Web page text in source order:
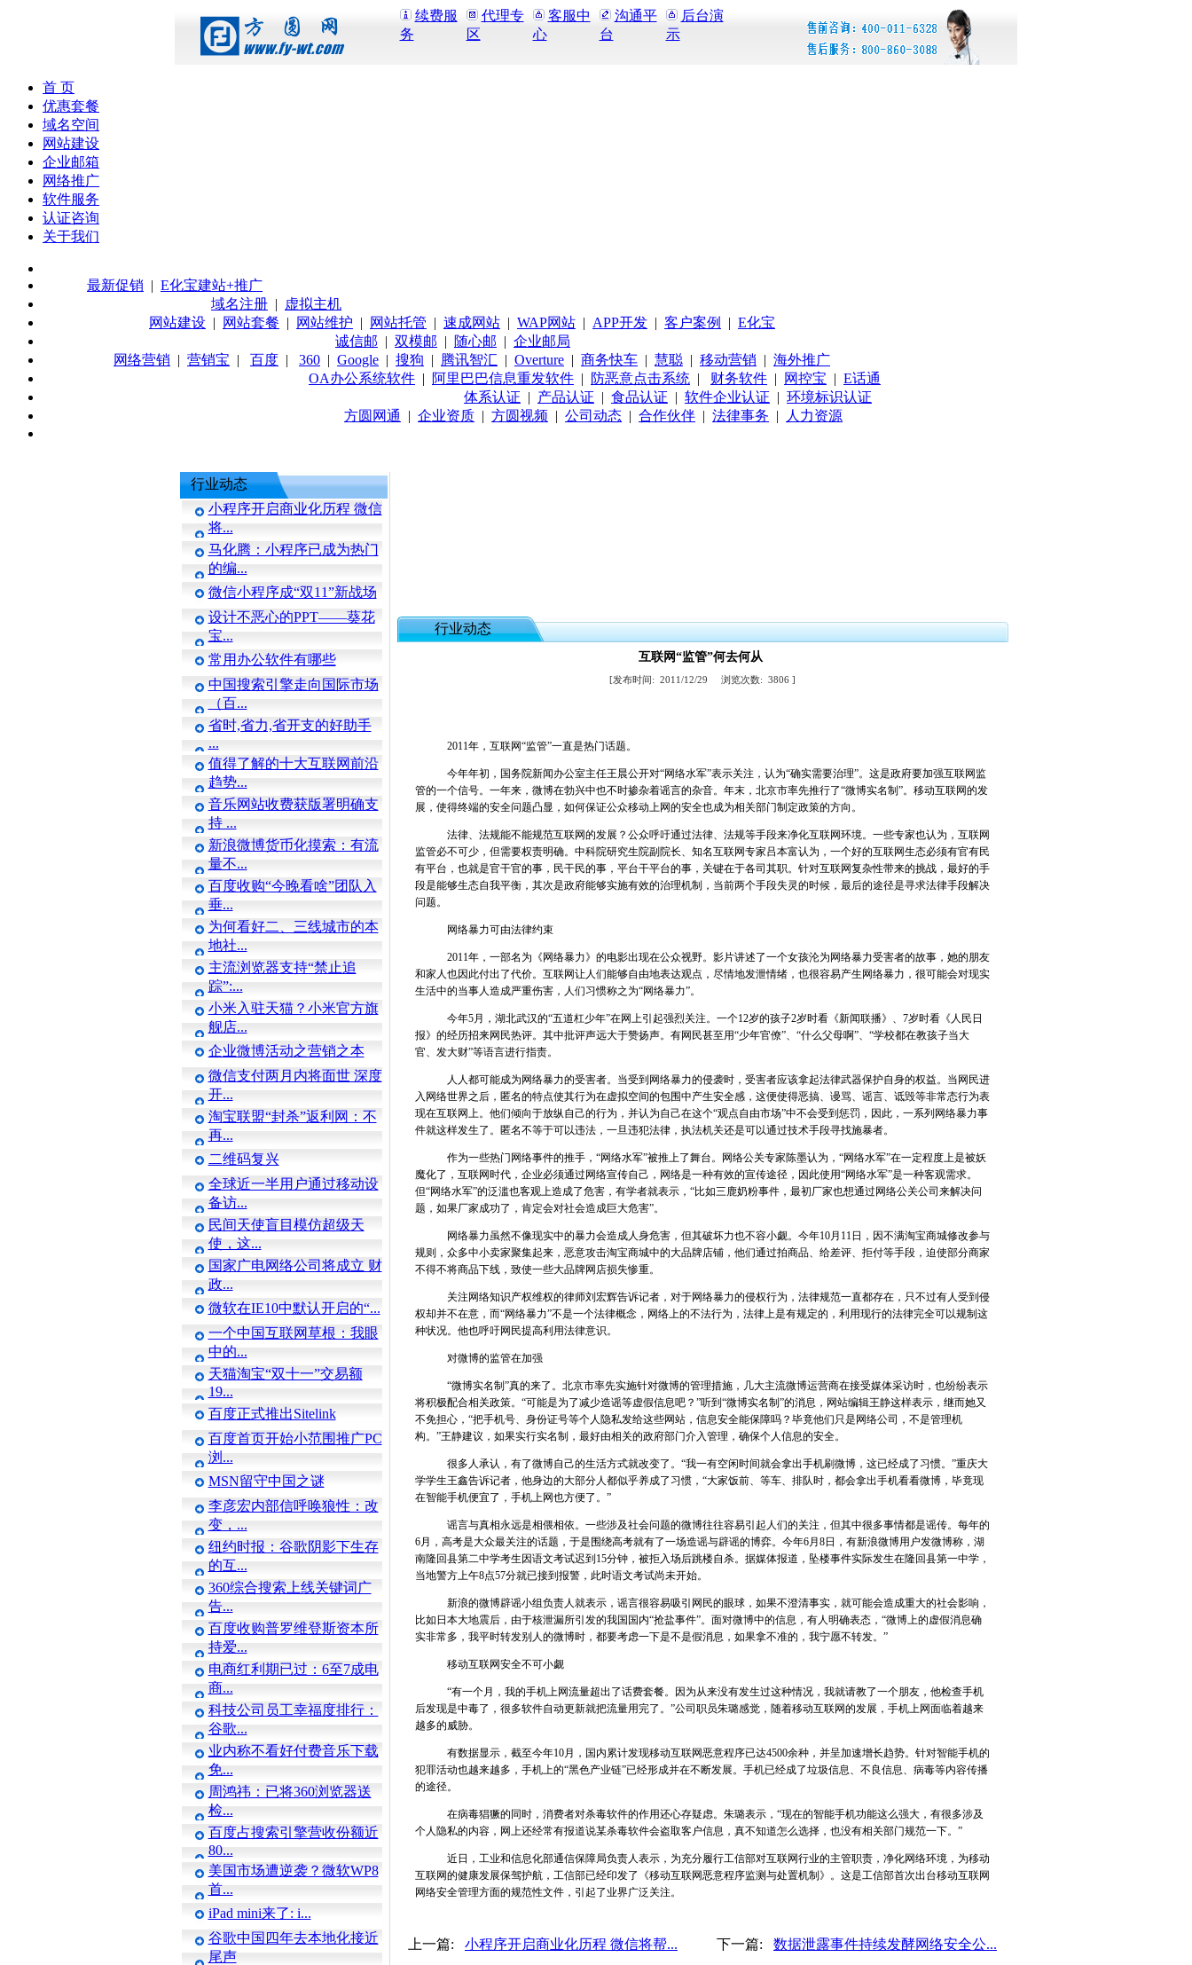
续费服
务
代理专
区
客服中
心
沟通平
台
后台演
示
首 页
优惠套餐
域名空间
网站建设
企业邮箱
网络推广
软件服务
认证咨询
关于我们
最新促销 | E化宝建站+推广
域名注册 |
虚拟主机
网站建设 | 网站套餐 | 网站维护 | 网站托管 | 速成网站 | WAP网站 | APP开发 | 客户案例 | E化宝
诚信邮 | 双模邮 | 随心邮 | 企业邮局
网络营销 | 营销宝 | 百度 | 360 | Google | 搜狗 | 腾讯智汇 | Overture | 商务快车 | 慧聪 | 移动营销 | 海外推广
OA办公系统软件 | 阿里巴巴信息重发软件 | 防恶意点击系统 | 财务软件 | 网控宝 | E话通
体系认证 | 产品认证 | 食品认证 | 软件企业认证 | 环境标识认证
方圆网通
| 企业资质 | 方圆视频 | 公司动态 | 合作伙伴 | 法律事务 | 人力资源
行业动态
小程序开启商业化历程 微信
将...
马化腾：小程序已成为热门
的编...
微信小程序成“双11”新战场
设计不恶心的PPT——葵花
宝...
常用办公软件有哪些
中国搜索引擎走向国际市场
（百...
省时,省力,省开支的好助手
...
值得了解的十大互联网前沿
趋势...
音乐网站收费获版署明确支
持 ...
新浪微博货币化摸索：有流
量不...
百度收购“今晚看啥”团队入
垂...
为何看好二、三线城市的本
地社...
主流浏览器支持“禁止追
踪”:...
小米入驻天猫？小米官方旗
舰店...
企业微博活动之营销之本
微信支付两月内将面世 深度
开...
淘宝联盟“封杀”返利网：不
再...
二维码复兴
全球近一半用户通过移动设
备访...
民间天使盲目模仿超级天
使，这...
国家广电网络公司将成立 财
政...
微软在IE10中默认开启的“...
一个中国互联网草根：我眼
中的...
天猫淘宝“双十一”交易额
19...
百度正式推出Sitelink
百度首页开始小范围推广PC
浏...
MSN留守中国之谜
李彦宏内部信呼唤狼性：改
变，...
纽约时报：谷歌阴影下生存
的互...
360综合搜索上线关键词广
告...
百度收购普罗维登斯资本所
持爱...
电商红利期已过：6至7成电
商...
科技公司员工幸福度排行：
谷歌...
业内称不看好付费音乐下载
免...
周鸿祎：已将360浏览器送
检...
百度占搜索引擎营收份额近
80...
美国市场遭逆袭？微软WP8
首...
iPad mini来了: i...
谷歌中国四年去本地化接近
尾声
行业动态
互联网“监管”何去何从
[发布时间: 2011/12/29 浏览次数: 3806 ]
2011年，互联网“监管”一直是热门话题。
今年年初，国务院新闻办公室主任王晨公开对“网络水军”表示关注，认为“确实需要治理”。这是政府要加强互联网监
管的一个信号。一年来，微博在勃兴中也不时掺杂着谣言的杂音。年末，北京市率先推行了“微博实名制”。移动互联网的发
展，使得终端的安全问题凸显，如何保证公众移动上网的安全也成为相关部门制定政策的方向。
法律、法规能不能规范互联网的发展？公众呼吁通过法律、法规等手段来净化互联网环境。一些专家也认为，互联网
监管必不可少，但需要权责明确。中科院研究生院副院长、知名互联网专家吕本富认为，一个好的互联网生态必须有官有民
有平台，也就是官干官的事，民干民的事，平台干平台的事，关键在于各司其职。针对互联网复杂性带来的挑战，最好的手
段是能够生态自我平衡，其次是政府能够实施有效的治理机制，当前两个手段失灵的时候，最后的途径是寻求法律手段解决
问题。
网络暴力可由法律约束
2011年，一部名为《网络暴力》的电影出现在公众视野。影片讲述了一个女孩沦为网络暴力受害者的故事，她的朋友
和家人也因此付出了代价。互联网让人们能够自由地表达观点，尽情地发泄情绪，也很容易产生网络暴力，很可能会对现实
生活中的当事人造成严重伤害，人们习惯称之为“网络暴力”。
今年5月，湖北武汉的“五道杠少年”在网上引起强烈关注。一个12岁的孩子2岁时看《新闻联播》、7岁时看《人民日
报》的经历招来网民热评。其中批评声远大于赞扬声。有网民甚至用“少年官僚”、“什么父母啊”、“学校都在教孩子当大
官、发大财”等语言进行指责。
人人都可能成为网络暴力的受害者。当受到网络暴力的侵袭时，受害者应该拿起法律武器保护自身的权益。当网民进
入网络世界之后，匿名的特点使其行为在虚拟空间的包围中产生安全感，这便使得恶搞、谩骂、谣言、诋毁等非常态行为表
现在互联网上。他们倾向于放纵自己的行为，并认为自己在这个“观点自由市场”中不会受到惩罚，因此，一系列网络暴力事
件就这样发生了。匿名不等于可以违法，一旦违犯法律，执法机关还是可以通过技术手段寻找施暴者。
作为一些热门网络事件的推手，“网络水军”被推上了舞台。网络公关专家陈墨认为，“网络水军”在一定程度上是被妖
魔化了，互联网时代，企业必须通过网络宣传自己，网络是一种有效的宣传途径，因此使用“网络水军”是一种客观需求。
但“网络水军”的泛滥也客观上造成了危害，有学者就表示，“比如三鹿奶粉事件，最初厂家也想通过网络公关公司来解决问
题，如果厂家成功了，肯定会对社会造成巨大危害”。
网络暴力虽然不像现实中的暴力会造成人身危害，但其破坏力也不容小觑。今年10月11日，因不满淘宝商城修改参与
规则，众多中小卖家聚集起来，恶意攻击淘宝商城中的大品牌店铺，他们通过拍商品、给差评、拒付等手段，迫使部分商家
不得不将商品下线，致使一些大品牌网店损失惨重。
关注网络知识产权维权的律师刘宏辉告诉记者，对于网络暴力的侵权行为，法律规范一直都存在，只不过有人受到侵
权却并不在意，而“网络暴力”不是一个法律概念，网络上的不法行为，法律上是有规定的，利用现行的法律完全可以规制这
种状况。他也呼吁网民提高利用法律意识。
对微博的监管在加强
“微博实名制”真的来了。北京市率先实施针对微博的管理措施，几大主流微博运营商在接受媒体采访时，也纷纷表示
将积极配合相关政策。“可能是为了减少造谣等虚假信息吧？”听到“微博实名制”的消息，网站编辑王静这样表示，继而她又
不免担心，“把手机号、身份证号等个人隐私发给这些网站，信息安全能保障吗？毕竟他们只是网络公司，不是管理机
构。”王静建议，如果实行实名制，最好由相关的政府部门介入管理，确保个人信息的安全。
很多人承认，有了微博自己的生活方式就改变了。“我一有空闲时间就会拿出手机刷微博，这已经成了习惯。”重庆大
学学生王鑫告诉记者，他身边的大部分人都似乎养成了习惯，“大家饭前、等车、排队时，都会拿出手机看看微博，毕竟现
在智能手机便宜了，手机上网也方便了。”
谣言与真相永远是相偎相依。一些涉及社会问题的微博往往容易引起人们的关注，但其中很多事情都是谣传。每年的
6月，高考是大众最关注的话题，于是围绕高考就有了一场造谣与辟谣的博弈。今年6月8日，有新浪微博用户发微博称，湖
南隆回县第二中学考生因语文考试迟到15分钟，被拒入场后跳楼自杀。据媒体报道，坠楼事件实际发生在隆回县第一中学，
当地警方上午8点57分就已接到报警，此时语文考试尚未开始。
新浪的微博辟谣小组负责人就表示，谣言很容易吸引网民的眼球，如果不澄清事实，就可能会造成重大的社会影响，
比如日本大地震后，由于核泄漏所引发的我国国内“抢盐事件”。面对微博中的信息，有人明确表态，“微博上的虚假消息确
实非常多，我平时转发别人的微博时，都要考虑一下是不是假消息，如果拿不准的，我宁愿不转发。”
移动互联网安全不可小觑
“有一个月，我的手机上网流量超出了话费套餐。因为从来没有发生过这种情况，我就请教了一个朋友，他检查手机
后发现是中毒了，很多软件自动更新就把流量用完了。”公司职员朱璐感觉，随着移动互联网的发展，手机上网面临着越来
越多的威胁。
有数据显示，截至今年10月，国内累计发现移动互联网恶意程序已达4500余种，并呈加速增长趋势。针对智能手机的
犯罪活动也越来越多，手机上的“黑色产业链”已经形成并在不断发展。手机已经成了垃圾信息、不良信息、病毒等内容传播
的途径。
在病毒猖獗的同时，消费者对杀毒软件的作用还心存疑虑。朱璐表示，“现在的智能手机功能这么强大，有很多涉及
个人隐私的内容，网上还经常有报道说某杀毒软件会盗取客户信息，真不知道怎么选择，也没有相关部门规范一下。”
近日，工业和信息化部通信保障局负责人表示，为充分履行工信部对互联网行业的主管职责，净化网络环境，为移动
互联网的健康发展保驾护航，工信部已经印发了《移动互联网恶意程序监测与处置机制》。这是工信部首次出台移动互联网
网络安全管理方面的规范性文件，引起了业界广泛关注。
上一篇: 小程序开启商业化历程 微信将帮... 下一篇: 数据泄露事件持续发酵网络安全公...